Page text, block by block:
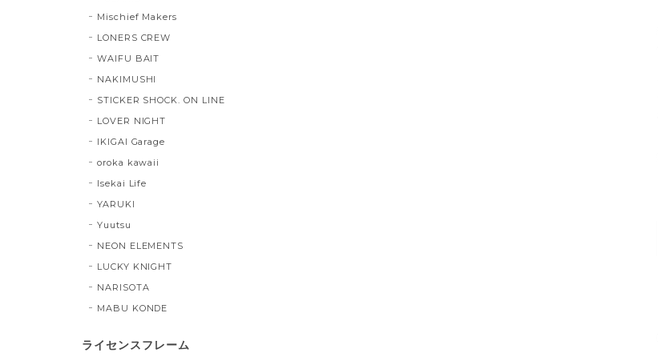
Mischief Makers
LONERS CREW
WAIFU BAIT
NAKIMUSHI
STICKER SHOCK. ON LINE
LOVER NIGHT
IKIGAI Garage
oroka kawaii
Isekai Life
YARUKI
Yuutsu
NEON ELEMENTS
LUCKY KNIGHT
NARISOTA
MABU KONDE
ライセンスフレーム